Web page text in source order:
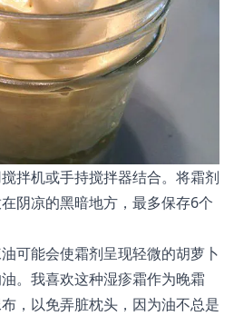
拌机或手持搅拌器结合。将霜剂
阴凉的黑暗地方，最多保存6个
可能会使霜剂呈现轻微的胡萝卜
。我喜欢这种湿疹霜作为晚霜
，以免弄脏枕头，因为油不总是